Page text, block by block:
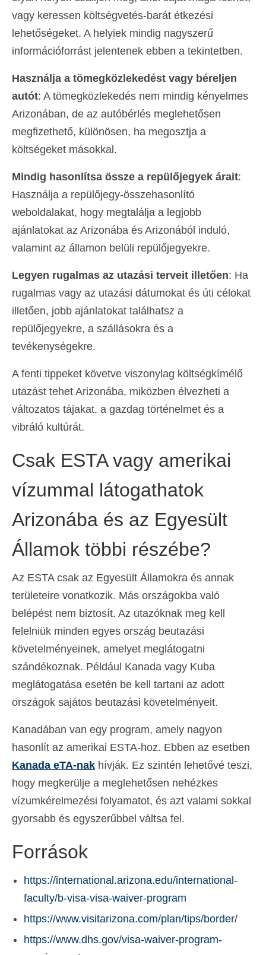
vagy keressen költségvetés-barát étkezési
lehetőségeket. A helyiek mindig nagyszerű
információforrást jelentenek ebben a tekintetben.
Használja a tömegközlekedést vagy béreljen
autót: A tömegközlekedés nem mindig kényelmes
Arizonában, de az autóbérlés meglehetősen
megfizethető, különösen, ha megosztja a
költségeket másokkal.
Mindig hasonlítsa össze a repülőjegyek árait:
Használja a repülőjegy-összehasonlító
weboldalakat, hogy megtalálja a legjobb
ajánlatokat az Arizonába és Arizonából induló,
valamint az államon belüli repülőjegyekre.
Legyen rugalmas az utazási terveit illetően: Ha
rugalmas vagy az utazási dátumokat és úti célokat
illetően, jobb ajánlatokat találhatsz a
repülőjegyekre, a szállásokra és a
tevékenységekre.
A fenti tippeket követve viszonylag költségkímélő
utazást tehet Arizonába, miközben élvezheti a
változatos tájakat, a gazdag történelmet és a
vibráló kultúrát.
Csak ESTA vagy amerikai
vízummal látogathatok
Arizonába és az Egyesült
Államok többi részébe?
Az ESTA csak az Egyesült Államokra és annak
területeire vonatkozik. Más országokba való
belépést nem biztosít. Az utazóknak meg kell
felelniük minden egyes ország beutazási
követelményeinek, amelyet meglátogatni
szándékoznak. Például Kanada vagy Kuba
meglátogatása esetén be kell tartani az adott
országok sajátos beutazási követelményeit.
Kanadában van egy program, amely nagyon
hasonlít az amerikai ESTA-hoz. Ebben az esetben
Kanada eTA-nak hívják. Ez szintén lehetővé teszi,
hogy megkerülje a meglehetősen nehézkes
vízumkérelmezési folyamatot, és azt valami sokkal
gyorsabb és egyszerűbbel váltsa fel.
Források
https://international.arizona.edu/international-
faculty/b-visa-visa-waiver-program
https://www.visitarizona.com/plan/tips/border/
https://www.dhs.gov/visa-waiver-program-